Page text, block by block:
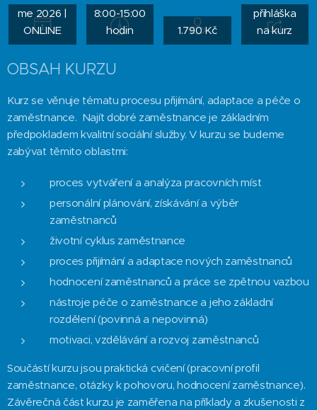
me 2026 |
ONLINE
8:00-15:00
hodin
1.790 Kč
přihláška
na kurz
OBSAH KURZU
Kurz se věnuje tématu procesu přijímání, adaptace a péče o
zaměstnance. Najít dobré zaměstnance je základním
předpokladem kvalitní sociální služby. V kurzu se budeme
zabývat těmito oblastmi:
proces vytváření a analýza pracovních míst
personální plánování, získávání a výběr
zaměstnanců
životní cyklus zaměstnance
proces přijímání a adaptace nových zaměstnanců
hodnocení zaměstnanců a práce se zpětnou vazbou
nástroje péče o zaměstnance a jeho základní
rozdělení (povinná a nepovinná)
motivaci, vzdělávání a rozvoj zaměstnanců
Součástí kurzu jsou praktická cvičení (pracovní profil
zaměstnance, otázky k pohovoru, hodnocení zaměstnance).
Závěrečná část kurzu je zaměřena na příklady a zkušenosti z